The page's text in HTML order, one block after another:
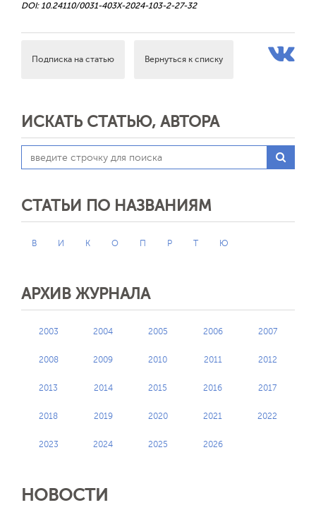
DOI: 10.24110/0031-403X-2024-103-2-27-32
Подписка на статью Вернуться к списку
ИСКАТЬ СТАТЬЮ, АВТОРА
СТАТЬИ ПО НАЗВАНИЯМ
В И К О П Р Т Ю
АРХИВ ЖУРНАЛА
2003 2004 2005 2006 2007
2008 2009 2010 2011 2012
2013 2014 2015 2016 2017
2018 2019 2020 2021 2022
2023 2024 2025 2026
НОВОСТИ